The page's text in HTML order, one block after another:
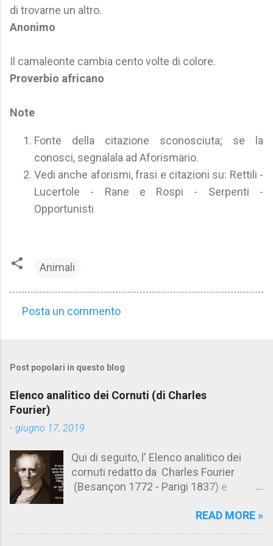
di trovarne un altro.
Anonimo
Il camaleonte cambia cento volte di colore.
Proverbio africano
Note
Fonte della citazione sconosciuta; se la
conosci, segnalala ad Aforismario.
Vedi anche aforismi, frasi e citazioni su: Rettili -
Lucertole - Rane e Rospi - Serpenti -
Opportunisti
Animali
m
e
n
t
Posta un commento
Post popolari in questo blog
Elenco analitico dei Cornuti (di Charles
Fourier)
- giugno 17, 2019
Qui di seguito, l' Elenco analitico dei
cornuti redatto da Charles Fourier
(Besançon 1772 - Parigi 1837) e
Aforismario trovi anche una raccolta di
READ MORE »